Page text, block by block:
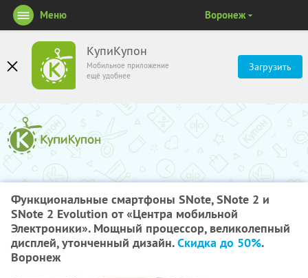
КупиКупон
Мобильное приложение
ещё удобнее
Загрузить
Меню Воронеж
Функциональные смартфоны SNote, SNote 2 и
SNote 2 Evolution от «Центра мобильной
Электроники». Мощный процессор, великолепный
дисплей, утонченный дизайн.Скидка до 50%.
Воронеж